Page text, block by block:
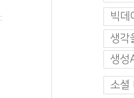
빅데
생각
생성
소셜